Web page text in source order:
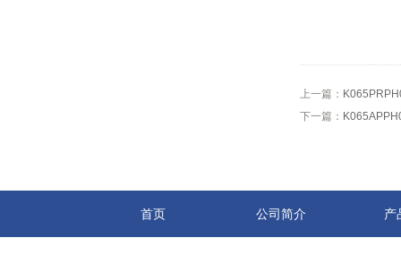
上一篇：
下一篇：
首页 公司简介 产